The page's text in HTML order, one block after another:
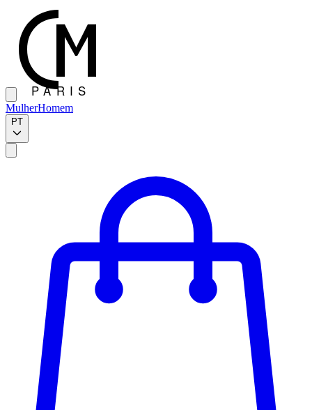
MulherHomem
PT